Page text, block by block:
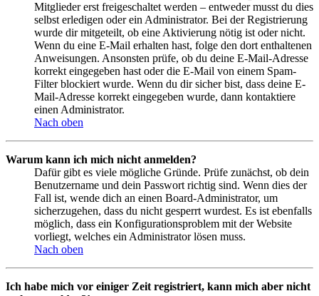
Mitglieder erst freigeschaltet werden – entweder musst du dies
selbst erledigen oder ein Administrator. Bei der Registrierung
wurde dir mitgeteilt, ob eine Aktivierung nötig ist oder nicht.
Wenn du eine E-Mail erhalten hast, folge den dort enthaltenen
Anweisungen. Ansonsten prüfe, ob du deine E-Mail-Adresse
korrekt eingegeben hast oder die E-Mail von einem Spam-
Filter blockiert wurde. Wenn du dir sicher bist, dass deine E-
Mail-Adresse korrekt eingegeben wurde, dann kontaktiere
einen Administrator.
Nach oben
Warum kann ich mich nicht anmelden?
Dafür gibt es viele mögliche Gründe. Prüfe zunächst, ob dein
Benutzername und dein Passwort richtig sind. Wenn dies der
Fall ist, wende dich an einen Board-Administrator, um
sicherzugehen, dass du nicht gesperrt wurdest. Es ist ebenfalls
möglich, dass ein Konfigurationsproblem mit der Website
vorliegt, welches ein Administrator lösen muss.
Nach oben
Ich habe mich vor einiger Zeit registriert, kann mich aber nicht